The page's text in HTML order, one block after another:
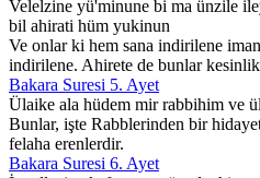
Velelzine yü'minune bi ma ünzile
bil ahirati hüm yukinun
Ve onlar ki hem sana indirilene
indirilene. Ahirete de bunlar
Bakara Suresi 5. Ayet
Ülaike ala hüdem mir rabbihim ve
Bunlar, işte Rabblerinden bir
felaha erenlerdir.
Bakara Suresi 6. Ayet